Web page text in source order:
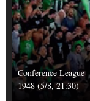
Conference
1948 (5/8, 21:30)